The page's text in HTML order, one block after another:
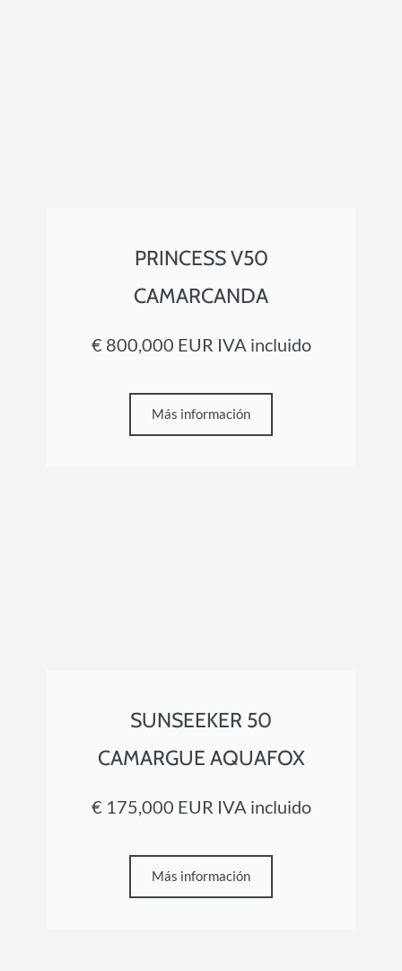
PRINCESS V50
CAMARCANDA
€ 800,000 EUR IVA incluido
Más información
SUNSEEKER 50
CAMARGUE AQUAFOX
€ 175,000 EUR IVA incluido
Más información